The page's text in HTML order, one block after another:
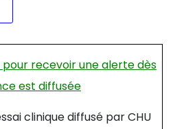
recevoir une alerte dès
est diffusée
clinique diffusé par CHU